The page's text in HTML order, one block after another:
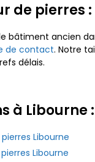
de pierres
bâtiment ancien
de contact. Notre
délais.
à Libourne :
Libourne
Libourne